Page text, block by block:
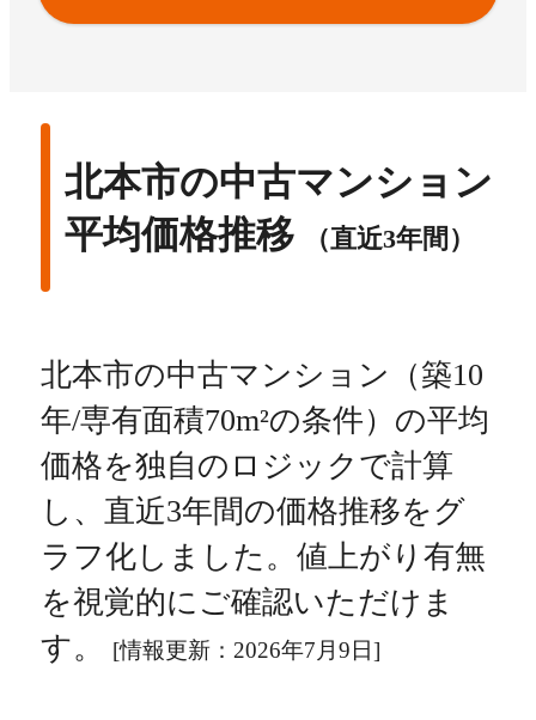
北本市の中古マンション
平均価格推移
（直近3年間）
北本市の中古マンション（築10
年/専有面積70m²の条件）の平均
価格を独自のロジックで計算
し、直近3年間の価格推移をグ
ラフ化しました。値上がり有無
を視覚的にご確認いただけま
す。
[情報更新：2026年7月9日]